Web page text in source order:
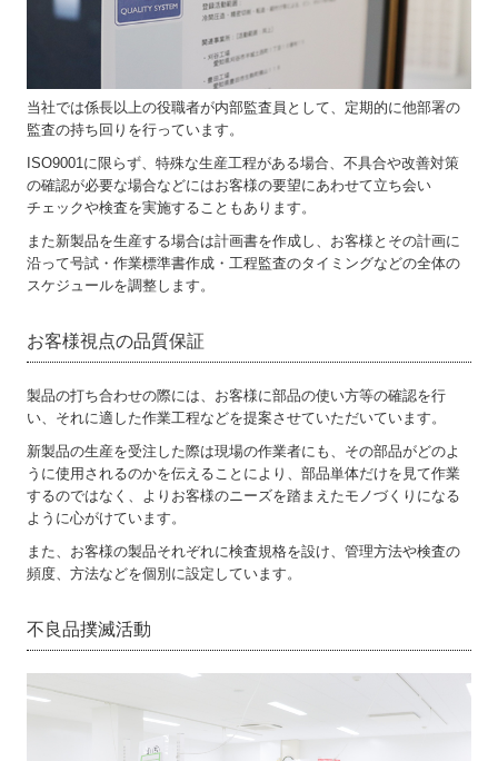
当社では係長以上の役職者が内部監査員として、定期的に他部署の
監査の持ち回りを行っています。
ISO9001に限らず、特殊な生産工程がある場合、不具合や改善対策
の確認が必要な場合などにはお客様の要望にあわせて立ち会い
チェックや検査を実施することもあります。
また新製品を生産する場合は計画書を作成し、お客様とその計画に
沿って号試・作業標準書作成・工程監査のタイミングなどの全体の
スケジュールを調整します。
お客様視点の品質保証
製品の打ち合わせの際には、お客様に部品の使い方等の確認を行
い、それに適した作業工程などを提案させていただいています。
新製品の生産を受注した際は現場の作業者にも、その部品がどのよ
うに使用されるのかを伝えることにより、部品単体だけを見て作業
するのではなく、よりお客様のニーズを踏まえたモノづくりになる
ように心がけています。
また、お客様の製品それぞれに検査規格を設け、管理方法や検査の
頻度、方法などを個別に設定しています。
不良品撲滅活動